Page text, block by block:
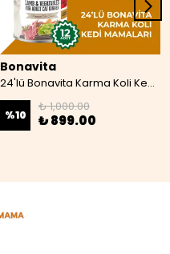
Bonavita
24'lü Bonavita Karma Koli Kedi Maması 08
%10
₺ 1,000.00
₺ 899.00